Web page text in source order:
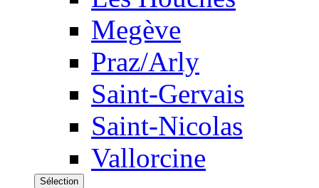
Megève
Praz/Arly
Saint-Gervais
Saint-Nicolas
Vallorcine
Sélection